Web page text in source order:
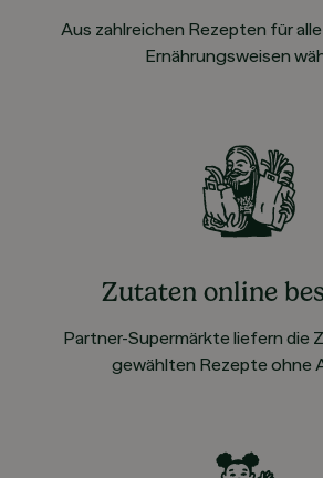
Aus zahlreichen Rezepten für
Ernährungsweisen
Zutaten online
Partner-Supermärkte liefern die
gewählten Rezepte ohne